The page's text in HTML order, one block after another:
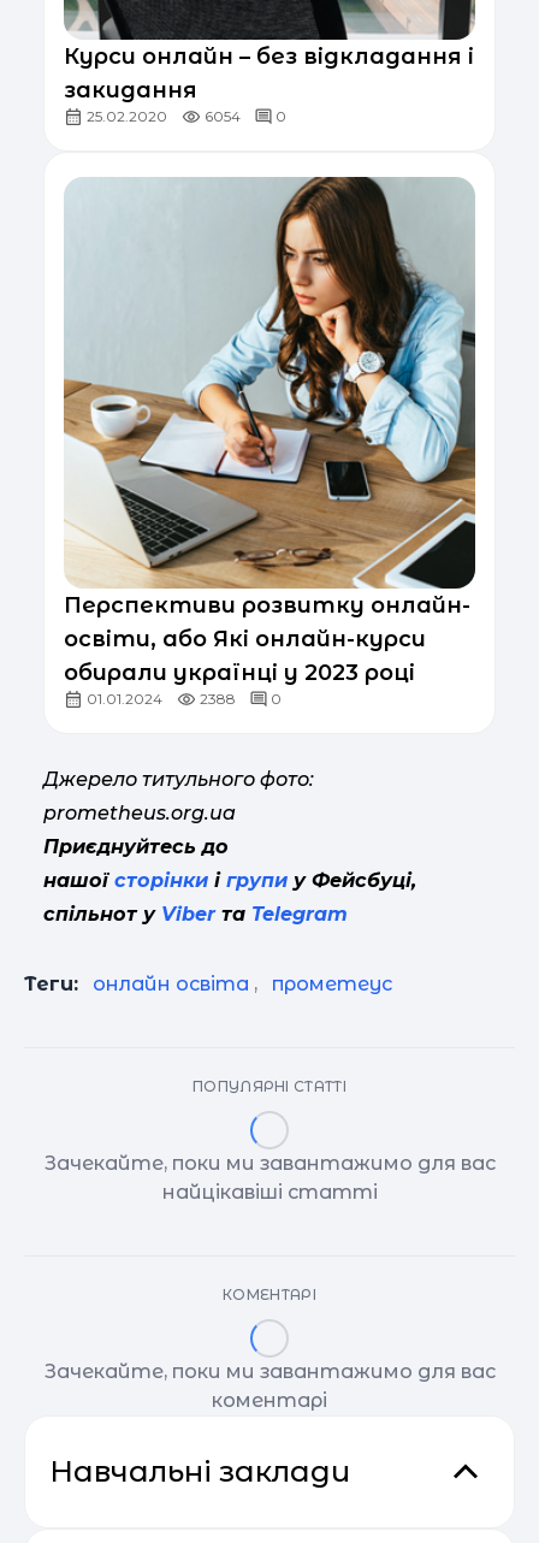
Курси онлайн – без відкладання і
закидання
25.02.2020 6054 0
Перспективи розвитку онлайн-
освіти, або Які онлайн-курси
обирали українці у 2023 році
01.01.2024 2388 0
Джерело титульного фото:
prometheus.org.ua
Приєднуйтесь до
нашої сторінки ігрупи у Фейсбуці,
спільнот у Viberта Telegram
Теги: онлайн освіта , прометеус
ПОПУЛЯРНІ СТАТТІ
Зачекайте, поки ми завантажимо для вас
найцікавіші статті
КОМЕНТАРІ
Зачекайте, поки ми завантажимо для вас
коментарі
Навчальні заклади